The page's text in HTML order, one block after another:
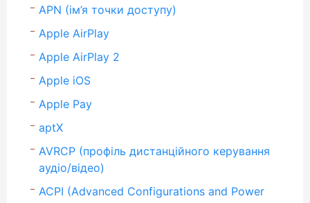
APN (ім’я точки доступу)
Apple AirPlay
Apple AirPlay 2
Apple iOS
Apple Pay
aptX
AVRCP (профіль дистанційного керування
аудіо/відео)
ACPI (Advanced Configurations and Power